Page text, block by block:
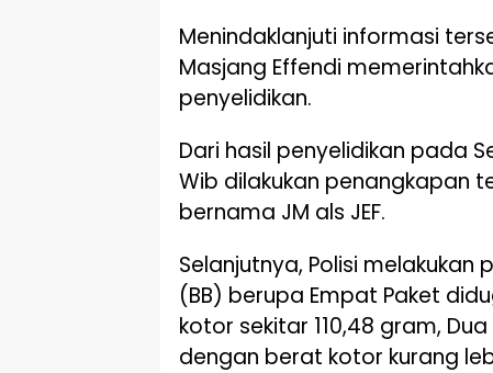
Menindaklanjuti informasi
Masjang Effendi
penyelidikan.
Dari hasil penyelidikan pada
Wib dilakukan penangkapan
bernama JM als JEF.
Selanjutnya, Polisi
(BB) berupa Empat Paket
kotor sekitar 110,48 gram,
dengan berat kotor kurang